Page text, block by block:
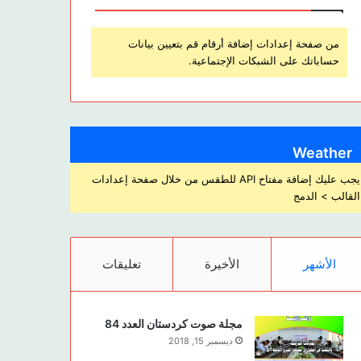
من صفحة إعدادات إضافة أرقام قم بتعيين بيانات
حساباتك على الشبكات الإجتماعية.
Weather
يجب عليك إضافة مفتاح API للطقس من خلال صفحة إعدادات
القالب > الدمج
الأشهر الأخيرة تعليقات
مجلة صوت كردستان العدد 84
ديسمبر 15, 2018